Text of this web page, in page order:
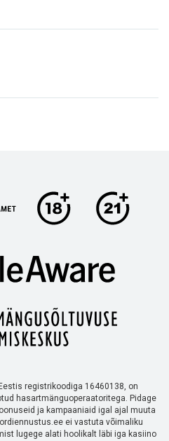
registrikoodiga 16460138, on
hasartmänguoperaatoritega. Pidage
ja kampaaniaid igal ajal muuta
ei vastuta võimaliku
lugege alati hoolikalt läbi iga kasiino